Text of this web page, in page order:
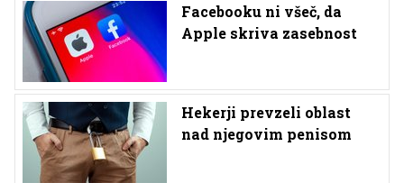
Facebooku ni všeč, da
Apple skriva zasebnost
Hekerji prevzeli oblast
nad njegovim penisom